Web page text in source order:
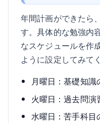
年間計画ができたら
す。具体的な勉強内
なスケジュールを作
ように設定してみて
月曜日：基礎知識
火曜日：過去問演
水曜日：苦手科目